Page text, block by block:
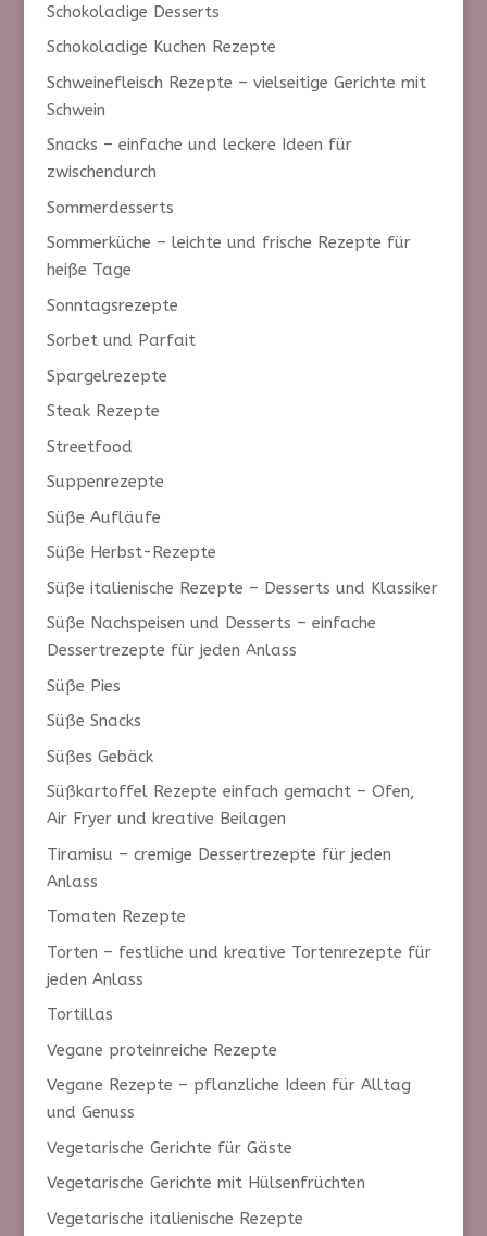
Schokoladige Desserts
Schokoladige Kuchen Rezepte
Schweinefleisch Rezepte – vielseitige Gerichte mit
Schwein
Snacks – einfache und leckere Ideen für
zwischendurch
Sommerdesserts
Sommerküche – leichte und frische Rezepte für
heiße Tage
Sonntagsrezepte
Sorbet und Parfait
Spargelrezepte
Steak Rezepte
Streetfood
Suppenrezepte
Süße Aufläufe
Süße Herbst-Rezepte
Süße italienische Rezepte – Desserts und Klassiker
Süße Nachspeisen und Desserts – einfache
Dessertrezepte für jeden Anlass
Süße Pies
Süße Snacks
Süßes Gebäck
Süßkartoffel Rezepte einfach gemacht – Ofen,
Air Fryer und kreative Beilagen
Tiramisu – cremige Dessertrezepte für jeden
Anlass
Tomaten Rezepte
Torten – festliche und kreative Tortenrezepte für
jeden Anlass
Tortillas
Vegane proteinreiche Rezepte
Vegane Rezepte – pflanzliche Ideen für Alltag
und Genuss
Vegetarische Gerichte für Gäste
Vegetarische Gerichte mit Hülsenfrüchten
Vegetarische italienische Rezepte